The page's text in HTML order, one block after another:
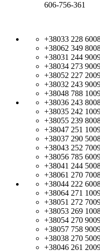
606-756-361
+38033 228
+38062 349
+38031 244
+38034 273
+38052 227
+38032 243
+38048 788
+38036 243
+38035 242
+38055 239
+38047 251
+38037 290
+38043 252
+38056 785
+38041 244
+38061 270
+38044 222
+38064 271
+38051 272
+38053 269
+38054 270
+38057 758
+38038 270
+38046 261